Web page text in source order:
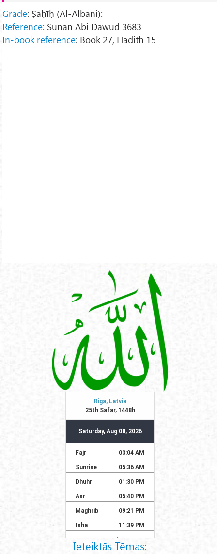
Grade: Ṣaḥīḥ (Al-Albani):
Reference: Sunan Abi Dawud 3683
In-book reference: Book 27, Hadith 15
Ieteiktās Tēmas: